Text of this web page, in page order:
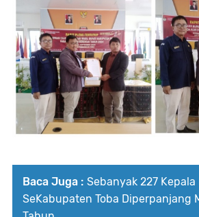
Baca Juga : Sebanyak 227 Kepala
SeKabupaten Toba Diperpanjang